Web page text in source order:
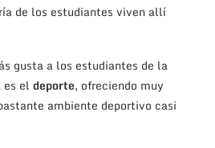
de los estudiantes viven allí
gusta a los estudiantes de la
es el deporte, ofreciendo muy
ambiente deportivo casi